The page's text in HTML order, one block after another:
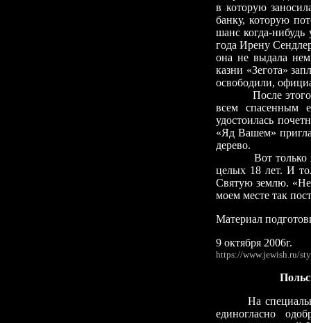
в которую
банку, которую
шанс когда-
года Ирену
она не выдала
казни «Зегота»
освободили,
После этого ей
всем спасенным
удостоилась
«Яд Вашем»
дерево.
Вот только
целых 18 лет. И
Святую землю.
моем месте так
Материал
9 октября 2006г.
https://www.jewish.ru/
На
единогласно